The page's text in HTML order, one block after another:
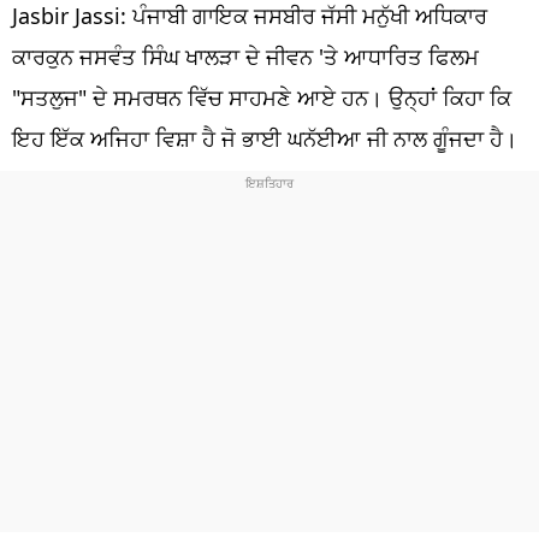
ਦੇਸ਼
ਲਾਈਫ ਸਟਾਈਲ
Jasbir Jassi: ਪੰਜਾਬੀ ਗਾਇਕ ਜਸਬੀਰ ਜੱਸੀ ਮਨੁੱਖੀ ਅਧਿਕਾਰ
ਕਾਰਕੁਨ ਜਸਵੰਤ ਸਿੰਘ ਖਾਲੜਾ ਦੇ ਜੀਵਨ 'ਤੇ ਆਧਾਰਿਤ ਫਿਲਮ
"ਸਤਲੁਜ" ਦੇ ਸਮਰਥਨ ਵਿੱਚ ਸਾਹਮਣੇ ਆਏ ਹਨ। ਉਨ੍ਹਾਂ ਕਿਹਾ ਕਿ
ਇਹ ਇੱਕ ਅਜਿਹਾ ਵਿਸ਼ਾ ਹੈ ਜੋ ਭਾਈ ਘਨੱਈਆ ਜੀ ਨਾਲ ਗੂੰਜਦਾ ਹੈ।